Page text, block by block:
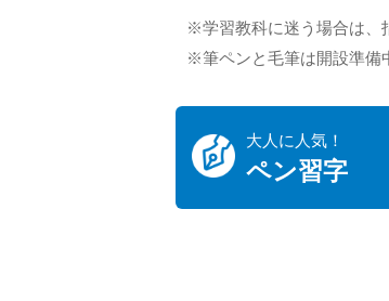
※学習教科に迷う場合は、
※筆ペンと毛筆は開設準備
大人に人気！
ペン習字